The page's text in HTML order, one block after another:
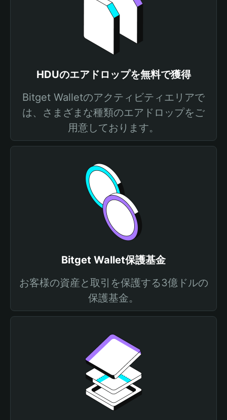
HDUのエアドロップを無料で獲得
Bitget Walletのアクティビティエリアで
は、さまざまな種類のエアドロップをご
用意しております。
Bitget Wallet保護基金
お客様の資産と取引を保護する3億ドルの
保護基金。